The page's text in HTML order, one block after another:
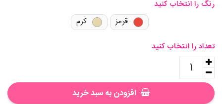
رنگ را انتخاب کنید
قرمز
کرم
تعداد را انتخاب کنید